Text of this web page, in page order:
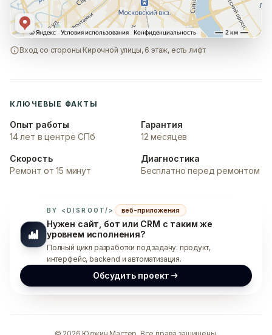
Вход со стороны Кирочной улицы, 6 этаж, есть лифт
КЛЮЧЕВЫЕ ФАКТЫ
Опыт работы
14 лет в центре СПб
Гарантия
12 месяцев
Скорость
Ремонт от 15 минут
Диагностика
Бесплатно перед ремонтом
BY <DISROOT/> веб-приложения
Нужен сайт, бот или CRM с таким же
уровнем исполнения?
Полный цикл разработки под задачу: продукт,
интерфейс, backend и автоматизация.
Обсудить проект